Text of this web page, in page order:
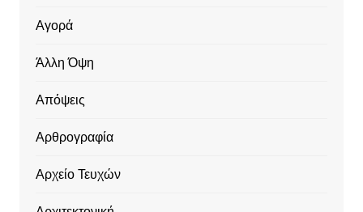
Αγορά
Άλλη Όψη
Απόψεις
Αρθρογραφία
Αρχείο Τευχών